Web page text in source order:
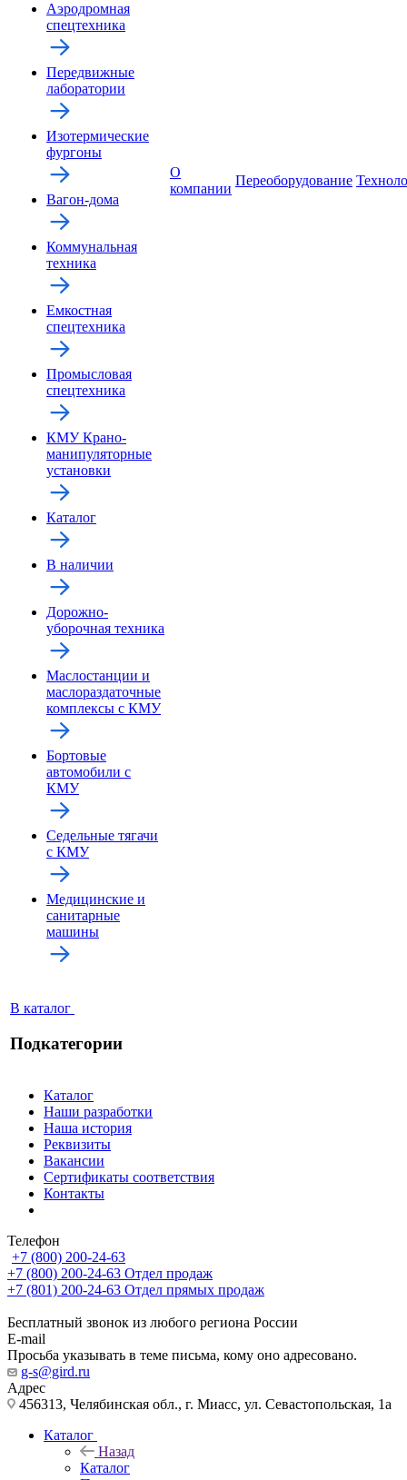
Аэродромная
спецтехника
Передвижные
лаборатории
Изотермические
фургоны
Вагон-дома
Коммунальная
техника
Емкостная
спецтехника
Промысловая
спецтехника
КМУ Крано-
манипуляторные
установки
Каталог
В наличии
Дорожно-
уборочная техника
Маслостанции и
маслораздаточные
комплексы с КМУ
Бортовые
автомобили с
КМУ
Седельные тягачи
с КМУ
Медицинские и
санитарные
машины
В каталог
Подкатегории
О
компании
Переоборудование
Каталог
Наши разработки
Наша история
Реквизиты
Вакансии
Сертификаты соответствия
Контакты
Телефон
+7 (800) 200-24-63
+7 (800) 200-24-63 Отдел продаж
+7 (801) 200-24-63 Отдел прямых продаж
Бесплатный звонок из любого региона России
E-mail
Просьба указывать в теме письма, кому оно адресовано.
g-s@gird.ru
Адрес
456313, Челябинская обл., г. Миасс, ул. Севастопольская, 1а
Каталог
Назад
Каталог